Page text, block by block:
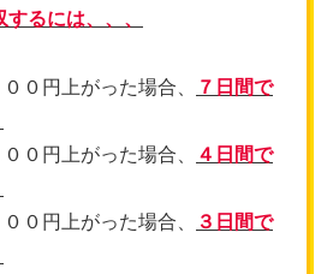
るには、、、
０円上がった場合、
７日間で
上がった場合、
４日間で
０円上がった場合、
３日間で